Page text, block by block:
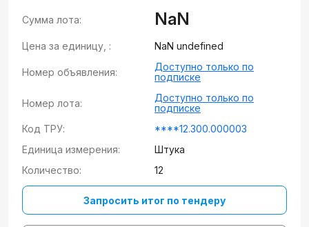
Сумма лота: NaN
Цена за единицу, : NaN undefined
Номер объявления:
Доступно только по
подписке
Номер лота:
Доступно только по
подписке
Код ТРУ:
****12.300.000003
Единица измерения:
Штука
Количество:
12
Запросить итог по тендеру